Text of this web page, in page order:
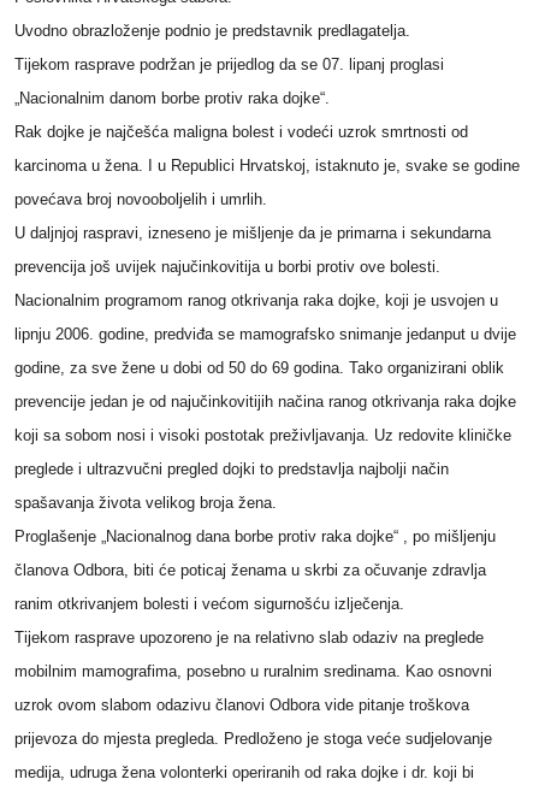
Uvodno obrazloženje podnio je predstavnik predlagatelja.
Tijekom rasprave podržan je prijedlog da se 07. lipanj proglasi
„Nacionalnim danom borbe protiv raka dojke“.
Rak dojke je najčešća maligna bolest i vodeći uzrok smrtnosti od
karcinoma u žena. I u Republici Hrvatskoj, istaknuto je, svake se godine
povećava broj novooboljelih i umrlih.
U daljnjoj raspravi, izneseno je mišljenje da je primarna i sekundarna
prevencija još uvijek najučinkovitija u borbi protiv ove bolesti.
Nacionalnim programom ranog otkrivanja raka dojke, koji je usvojen u
lipnju 2006. godine, predviđa se mamografsko snimanje jedanput u dvije
godine, za sve žene u dobi od 50 do 69 godina. Tako organizirani oblik
prevencije jedan je od najučinkovitijih načina ranog otkrivanja raka dojke
koji sa sobom nosi i visoki postotak preživljavanja. Uz redovite kliničke
preglede i ultrazvučni pregled dojki to predstavlja najbolji način
spašavanja života velikog broja žena.
Proglašenje „Nacionalnog dana borbe protiv raka dojke“ , po mišljenju
članova Odbora, biti će poticaj ženama u skrbi za očuvanje zdravlja
ranim otkrivanjem bolesti i većom sigurnošću izlječenja.
Tijekom rasprave upozoreno je na relativno slab odaziv na preglede
mobilnim mamografima, posebno u ruralnim sredinama. Kao osnovni
uzrok ovom slabom odazivu članovi Odbora vide pitanje troškova
prijevoza do mjesta pregleda. Predloženo je stoga veće sudjelovanje
medija, udruga žena volonterki operiranih od raka dojke i dr. koji bi